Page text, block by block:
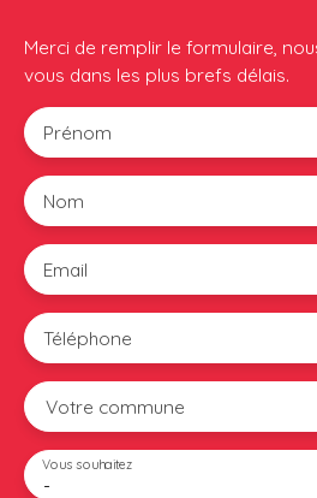
Merci de remplir le formulaire,
vous dans les plus brefs délais.
Prénom
Nom
Email
Téléphone
Votre commune
-
Vous souhaitez